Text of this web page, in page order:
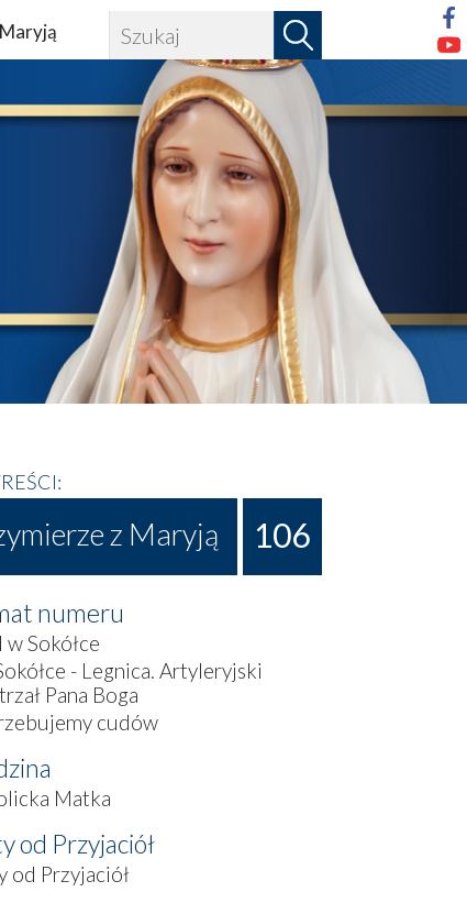
z Maryją 106
numeru
w Sokółce
- Legnica. Artyleryjski
Pana Boga
cudów
Matka
od Przyjaciół
od Przyjaciół